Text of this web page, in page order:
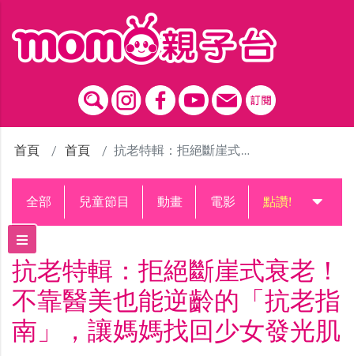
首頁 首頁 抗老特輯：拒絕斷崖式衰老！不靠醫美也能逆齡的「抗老指南」，讓媽媽找回少女發光肌
全部 兒童節目 動畫 電影 點讚!升級中
抗老特輯：拒絕斷崖式衰老！
不靠醫美也能逆齡的「抗老指
南」，讓媽媽找回少女發光肌